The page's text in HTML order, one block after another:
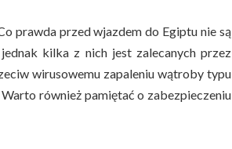
prawda przed wjazdem do Egiptu nie są
kilka z nich jest zalecanych przez
wirusowemu zapaleniu wątroby typu
również pamiętać o zabezpieczeniu